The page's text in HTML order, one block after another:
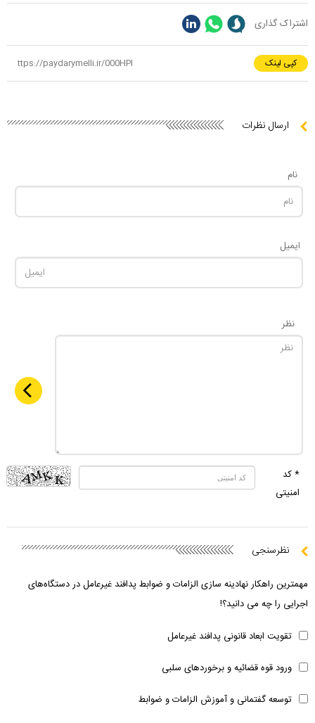
اشتراک گذاری
کپی لینک
ارسال نظرات
نام
ایمیل
نظر
* کد
امنیتی
نظرسنجی
مهمترین راهکار نهادینه سازی الزامات و ضوابط پدافند غیرعامل در دستگاه‌های
اجرایی را چه می دانید؟!
تقویت ابعاد قانونی پدافند غیرعامل
ورود قوه قضائیه و برخوردهای سلبی
توسعه گفتمانی و آموزش الزامات و ضوابط